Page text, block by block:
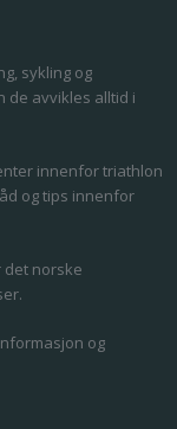
sykling og
de avvikles alltid i
innenfor triathlon
og tips innenfor
det norske
og